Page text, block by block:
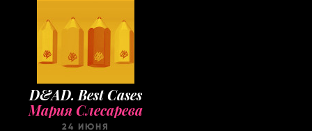
D&AD. Best Cases
Мария Слесарева
24 ИЮНЯ